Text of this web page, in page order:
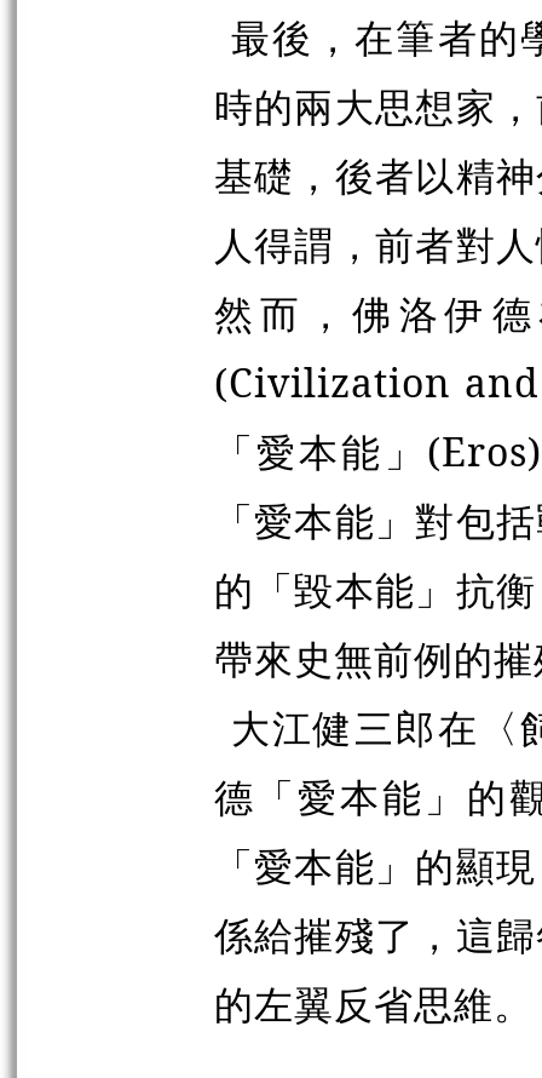
最後，在筆者的
時的兩大思想家
基礎，後者以精
人得謂，前者對
然而，佛洛伊
(Civilization
「愛本能」
「愛本能」對包
的「毀本能」抗
帶來史無前例的
大江健三郎在〈
德「愛本能」的
「愛本能」的顯
係給摧殘了，這
的左翼反省思維。